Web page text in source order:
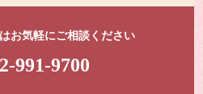
お気軽にご相談ください
991-9700